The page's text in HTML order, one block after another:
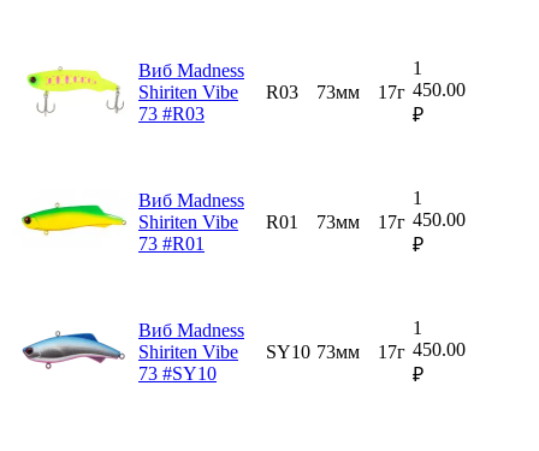
Виб Madness
Shiriten Vibe
73 #R03
R03 73мм 17г
1
450.00
₽
Виб Madness
Shiriten Vibe
73 #R01
R01 73мм 17г
1
450.00
₽
Виб Madness
Shiriten Vibe
73 #SY10
SY10 73мм 17г
1
450.00
₽